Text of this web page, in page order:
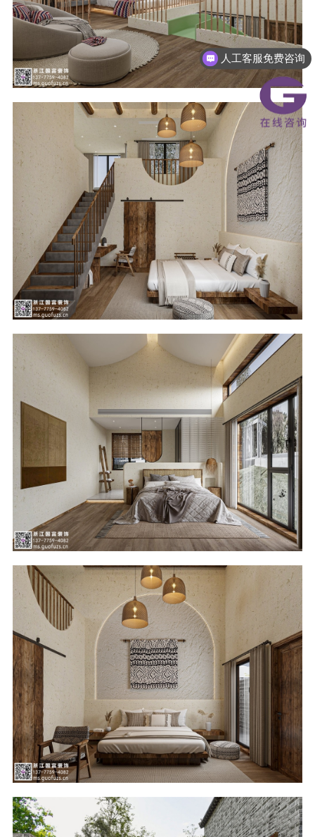
人工客服免费咨询
人工客服免费咨询